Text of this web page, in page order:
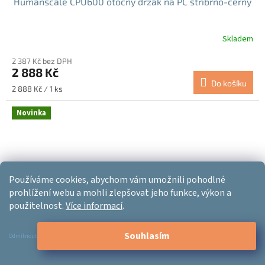
Používáme cookies, abychom vám umožnili pohodlné
prohlížení webu a mohli zlepšovat jeho funkce, výkon a
použitelnost.Více informací.
Odmítnout Souhlasím
Skladem
2 387 Kč bez DPH
2 888 Kč
Měrná
cena:
2 888 Kč / 1 ks
Do košíku
Novinka